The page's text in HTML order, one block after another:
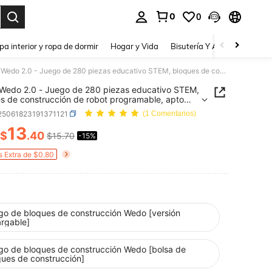
0 0
interior y ropa de dormir Hogar y Vida Bisutería Y Accesorios
STEM Wedo 2.0 - Juego de 280 piezas educativo STEM, bloques de construcción de robot programable, apto para niños y niñas, conjunto de juego de actividad creativa, juguetes para niños, regalo de cumpleaños
2.0 - Juego de 280 piezas educativo STEM,
de construcción de robot programable, apto
y niñas, conjunto de juego de actividad
juguetes para niños, regalo de cumpleaños
(1 Comentarios)
AND AVAILABILITY
$13.40 $15.70 -15%
Extra de $0.80
de bloques de construcción Wedo [versión
de bloques de construcción Wedo [bolsa de
de construcción]